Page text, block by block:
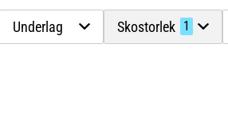
Underlag Skostorlek 1